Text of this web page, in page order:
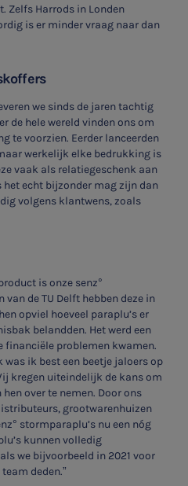

Zelfs Harrods in Londen
is er minder vraag naar dan
we sinds de jaren tachtig
de hele wereld vinden ons om
te voorzien. Eerder lanceerden
werkelijk elke bedrukking is
vaak als relatiegeschenk aan
het echt bijzonder mag zijn dan
volgens klantwens, zoals
is onze senz°
de TU Delft hebben deze in
opviel hoeveel paraplu’s er
belandden. Het werd een
financiële problemen kwamen.
ik best een beetje jaloers op
kregen uiteindelijk de kans om
over te nemen. Door ons
grootwarenhuizen
stormparaplu’s nu een nóg
kunnen volledig
we bijvoorbeeld in 2021 voor
deden.”